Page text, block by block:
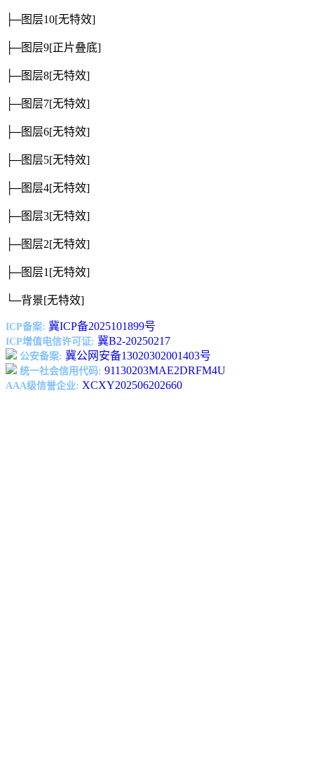
├─图层10[无特效]
├─图层9[正片叠底]
├─图层8[无特效]
├─图层7[无特效]
├─图层6[无特效]
├─图层5[无特效]
├─图层4[无特效]
├─图层3[无特效]
├─图层2[无特效]
├─图层1 [无特效]
└─背景[无特效]
ICP备案: 冀ICP备2025101899号
ICP增值电信许可证: 冀B2-20250217
公安备案: 冀公网安备13020302001403号
统一社会信用代码: 91130203MAE2DRFM4U
AAA级信誉企业: XCXY202506202660